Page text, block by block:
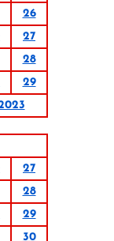
26
27
28
29
27
28
29
30